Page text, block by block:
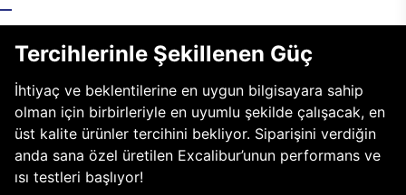
Tercihlerinle Şekillenen Güç
İhtiyaç ve beklentilerine en uygun bilgisayara sahip
olman için birbirleriyle en uyumlu şekilde çalışacak, en
üst kalite ürünler tercihini bekliyor. Siparişini verdiğin
anda sana özel üretilen Excalibur’unun performans ve
ısı testleri başlıyor!